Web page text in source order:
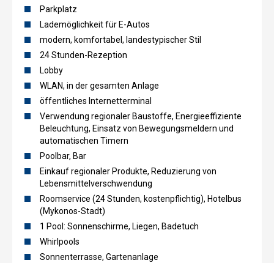
Parkplatz
Lademöglichkeit für E-Autos
modern, komfortabel, landestypischer Stil
24 Stunden-Rezeption
Lobby
WLAN, in der gesamten Anlage
öffentliches Internetterminal
Verwendung regionaler Baustoffe, Energieeffiziente
Beleuchtung, Einsatz von Bewegungsmeldern und
automatischen Timern
Poolbar, Bar
Einkauf regionaler Produkte, Reduzierung von
Lebensmittelverschwendung
Roomservice (24 Stunden, kostenpflichtig), Hotelbus
(Mykonos-Stadt)
1 Pool: Sonnenschirme, Liegen, Badetuch
Whirlpools
Sonnenterrasse, Gartenanlage